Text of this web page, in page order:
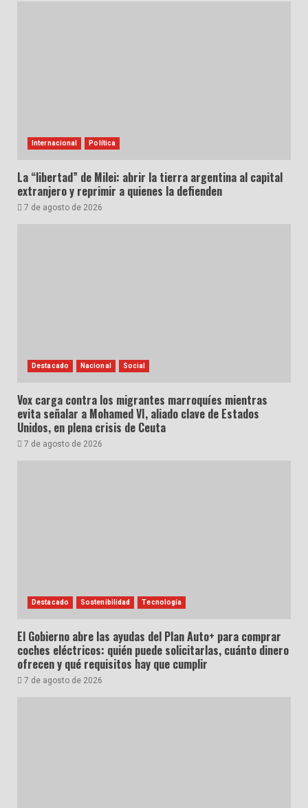
Internacional Política
La “libertad” de Milei: abrir la tierra argentina al capital
extranjero y reprimir a quienes la defienden
7 de agosto de 2026
Destacado Nacional Social
Vox carga contra los migrantes marroquíes mientras
evita señalar a Mohamed VI, aliado clave de Estados
Unidos, en plena crisis de Ceuta
7 de agosto de 2026
Destacado Sostenibilidad Tecnología
El Gobierno abre las ayudas del Plan Auto+ para comprar
coches eléctricos: quién puede solicitarlas, cuánto dinero
ofrecen y qué requisitos hay que cumplir
7 de agosto de 2026